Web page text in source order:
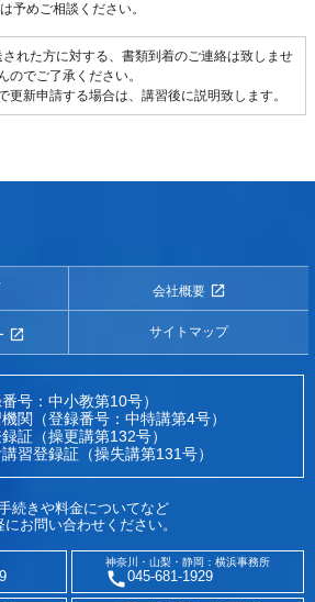
予めご相談ください。
れた方に対する、書類到着のご連絡は致しませ
のでご了承ください。
更新申請する場合は、講習後に説明致します。
会社概要
サイトマップ
号：中小教第10号）
関（登録番号：中特講第4号）
証（操更講第132号）
習登録証（操失講第131号）
続きや料金についてなど
にお問い合わせください。
神奈川・山梨・静岡：横浜事務所
045-681-1929